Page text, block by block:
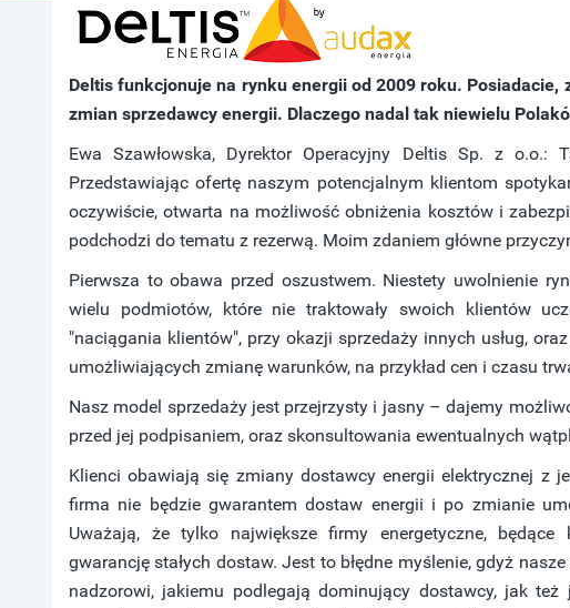
Deltis funkcjonuje na rynku energii od 2009 roku.
zmian sprzedawcy energii. Dlaczego nadal tak niewielu
Ewa Szawłowska, Dyrektor Operacyjny Deltis Sp. z
Przedstawiając ofertę naszym potencjalnym klientom
oczywiście, otwarta na możliwość obniżenia kosztów i
podchodzi do tematu z rezerwą. Moim zdaniem główne
Pierwsza to obawa przed oszustwem. Niestety uwolnienie
wielu podmiotów, które nie traktowały swoich klientów
"naciągania klientów", przy okazji sprzedaży innych usług,
umożliwiających zmianę warunków, na przykład cen i czasu
Nasz model sprzedaży jest przejrzysty i jasny – dajemy
przed jej podpisaniem, oraz skonsultowania ewentualnych
Klienci obawiają się zmiany dostawcy energii elektrycznej z
firma nie będzie gwarantem dostaw energii i po zmianie
Uważają, że tylko największe firmy energetyczne,
gwarancję stałych dostaw. Jest to błędne myślenie, gdyż
nadzorowi, jakiemu podlegają dominujący dostawcy, jak